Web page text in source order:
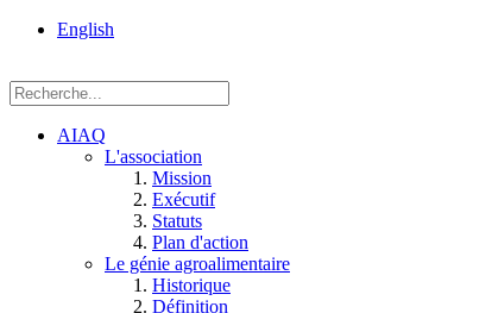
English
AIAQ
L'association
Mission
Exécutif
Statuts
Plan d'action
Le génie agroalimentaire
Historique
Définition
Einstein, Québec
G1P